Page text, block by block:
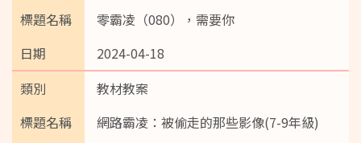
零霸凌（080），需要你
2024-04-18
教材教案
網路霸凌：被偷走的那些影像(7-9年級)